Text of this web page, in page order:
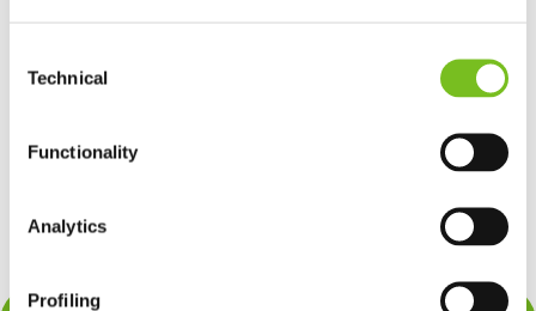
Selection
Technical
Functionality
Analytics
Profiling
infrastructuur en een uitgebreid netwerk van toeleveranciers.
ondersteunende dienstverlening aan huis. Samen zorgen